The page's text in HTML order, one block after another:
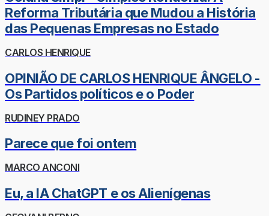
Reforma Tributária que Mudou a História
das Pequenas Empresas no Estado
CARLOS HENRIQUE
OPINIÃO DE CARLOS HENRIQUE ÂNGELO -
Os Partidos políticos e o Poder
RUDINEY PRADO
Parece que foi ontem
MARCO ANCONI
Eu, a IA ChatGPT e os Alienígenas